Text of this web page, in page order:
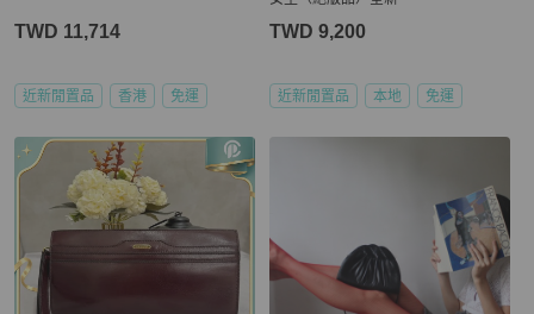
TWD 11,714
近新閒置品 香港 免運
TWD 9,200
近新閒置品 本地 免運